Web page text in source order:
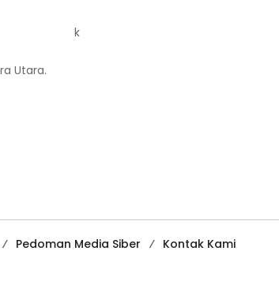
Utara.
k
Pedoman Media Siber
Kontak Kami